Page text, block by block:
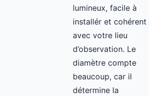
lumineux, facile à
installér et cohérent
avec votre lieu
d’observation. Le
diamètre compte
beaucoup, car il
détermine la